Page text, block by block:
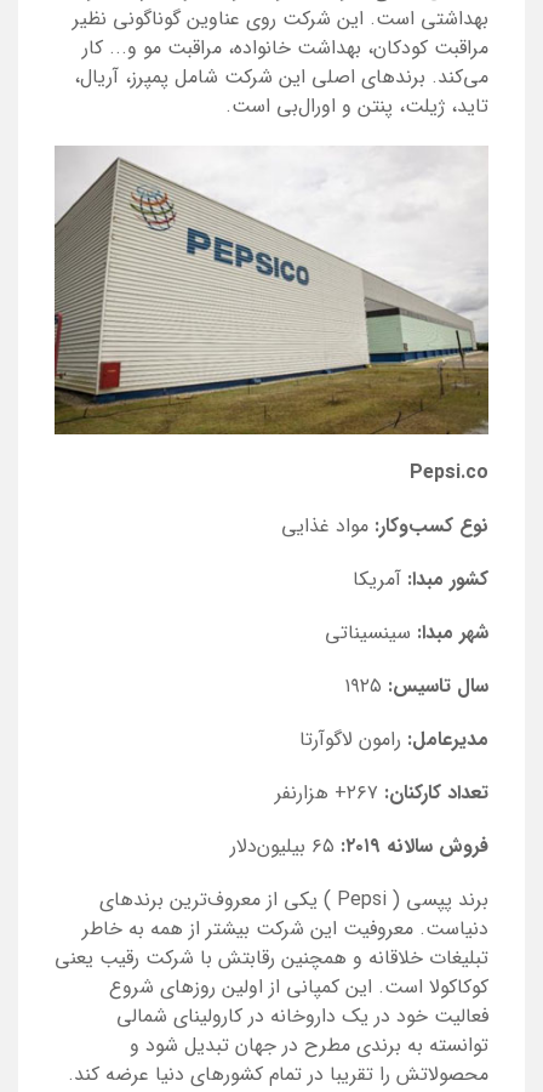
بهداشتی است. این شرکت روی عناوین گوناگونی نظیر
مراقبت کودکان، بهداشت خانواده، مراقبت مو و... کار
می‌کند. برندهای اصلی این شرکت شامل پمپرز، آریال،
تاید، ژیلت، پنتن و اورال‌بی است.
Pepsi.co
نوع کسب‌و‌کار: مواد غذایی
کشور مبدا: آمریکا
شهر مبدا: سینسیناتی
سال تاسیس: ۱۹۲۵
مدیرعامل: رامون لاگوآرتا
تعداد کارکنان: ۲۶۷+ هزارنفر
فروش سالانه ۲۰۱۹:
۶۵ بیلیون‌دلار
برند پپسی ( Pepsi ) یکی از معروف‌ترین برندهای
دنیاست. معروفیت این شرکت بیشتر از همه به خاطر
تبلیغات خلاقانه و همچنین رقابتش با شرکت رقیب یعنی
کوکاکولا است. این کمپانی از اولین روزهای شروع
فعالیت خود در یک داروخانه در کارولینای شمالی
توانسته به برندی مطرح در جهان تبدیل شود و
محصولاتش را تقریبا در تمام کشورهای دنیا عرضه کند.